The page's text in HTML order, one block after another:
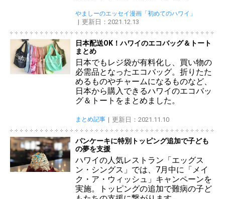
やましーのエッセイ漫画「初めてのハワイ」
更新日：2021.12.13
日本配送OK！ハワイのエコバッグ＆トート
まとめ
日本でもレジ袋が有料化し、買い物の
必需品となったエコバッグ。折りたた
めるものやチャームになるものなど、
日本から購入できるハワイのエコバッ
グ＆トートをまとめました。
まとめ記事 更新日：2021.11.10
パンケーキに特別トッピング追加で子ども
の夢を支援
ハワイの人気レストラン「エッグス
ン・シングス」では、7月中に「メイ
ク・ア・ウィッシュ」キャンペーンを
実施。トッピングの追加で難病の子ど